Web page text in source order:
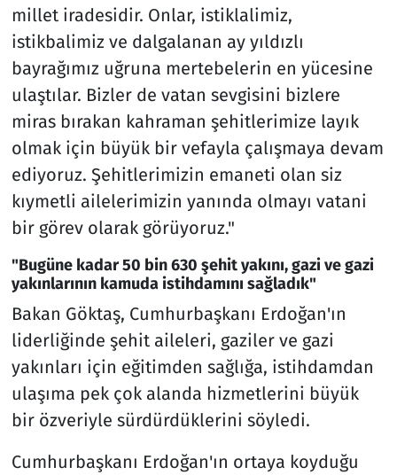
millet iradesidir. Onlar, istiklalimiz,
istikbalimiz ve dalgalanan ay yıldızlı
bayrağımız uğruna mertebelerin en yücesine
ulaştılar. Bizler de vatan sevgisini bizlere
miras bırakan kahraman şehitlerimize layık
olmak için büyük bir vefayla çalışmaya devam
ediyoruz. Şehitlerimizin emaneti olan siz
kıymetli ailelerimizin yanında olmayı vatani
bir görev olarak görüyoruz."
"Bugüne kadar 50 bin 630 şehit yakını, gazi ve gazi
yakınlarının kamuda istihdamını sağladık"
Bakan Göktaş, Cumhurbaşkanı Erdoğan'ın
liderliğinde şehit aileleri, gaziler ve gazi
yakınları için eğitimden sağlığa, istihdamdan
ulaşıma pek çok alanda hizmetlerini büyük
bir özveriyle sürdürdüklerini söyledi.
Cumhurbaşkanı Erdoğan'ın ortaya koyduğu